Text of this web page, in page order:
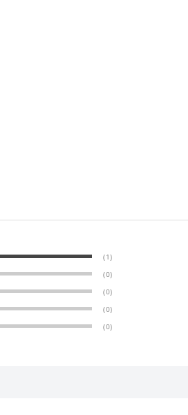
(1)
(0)
(0)
(0)
(0)